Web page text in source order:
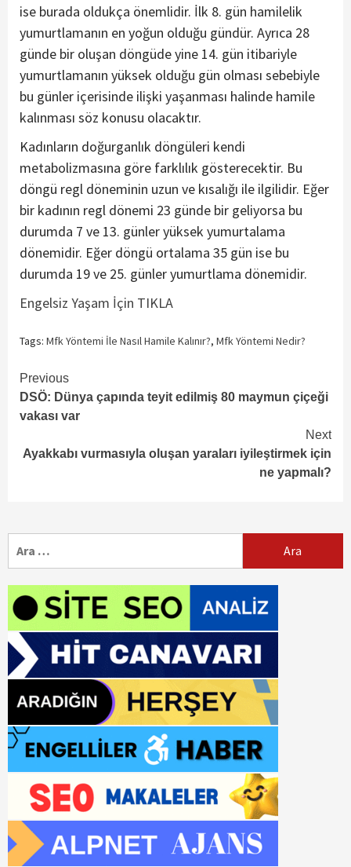
ise burada oldukça önemlidir. İlk 8. gün hamilelik
yumurtlamanın en yoğun olduğu gündür. Ayrıca 28
günde bir oluşan döngüde yine 14. gün itibariyle
yumurtlamanın yüksek olduğu gün olması sebebiyle
bu günler içerisinde ilişki yaşanması halinde hamile
kalınması söz konusu olacaktır.
Kadınların doğurganlık döngüleri kendi
metabolizmasına göre farklılık gösterecektir. Bu
döngü regl döneminin uzun ve kısalığı ile ilgilidir. Eğer
bir kadının regl dönemi 23 günde bir geliyorsa bu
durumda 7 ve 13. günler yüksek yumurtalama
dönemidir. Eğer döngü ortalama 35 gün ise bu
durumda 19 ve 25. günler yumurtlama dönemidir.
Engelsiz Yaşam İçin TIKLA
Tags: Mfk Yöntemi İle Nasıl Hamile Kalınır?, Mfk Yöntemi Nedir?
Continue
Reading
Previous
DSÖ: Dünya çapında teyit edilmiş 80 maymun çiçeği
vakası var
Next
Ayakkabı vurmasıyla oluşan yaraları iyileştirmek için
ne yapmalı?